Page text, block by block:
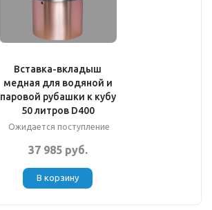
Вставка-вкладыш
медная для водяной и
паровой рубашки к кубу
50 литров D400
Ожидается поступление
37 985 руб.
В корзину